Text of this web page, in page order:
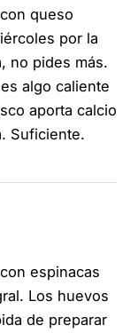
queso
por la
no pides más.
algo caliente
aporta calcio
Suficiente.
espinacas
Los huevos
de preparar